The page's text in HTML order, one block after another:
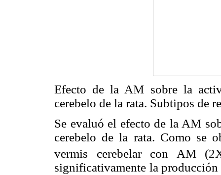
Efecto de la AM sobre la
cerebelo de la rata. Subtipos de
Se evaluó el efecto de la AM
cerebelo de la rata. Como se
vermis cerebelar con AM
significativamente la